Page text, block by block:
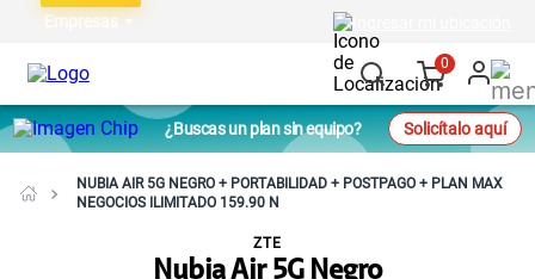
Empresas
0
¿Buscas un plan sin equipo? Solicítalo aquí
NUBIA AIR 5G NEGRO + PORTABILIDAD + POSTPAGO + PLAN MAX
NEGOCIOS ILIMITADO 159.90 N
Nubia Air 5G Negro
ZTE